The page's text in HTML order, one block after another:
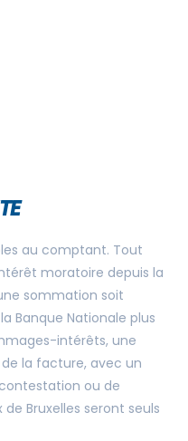
au comptant. Tout
moratoire depuis la
sommation soit
Banque Nationale plus
intérêts, une
la facture, avec un
ou de
Bruxelles seront seuls